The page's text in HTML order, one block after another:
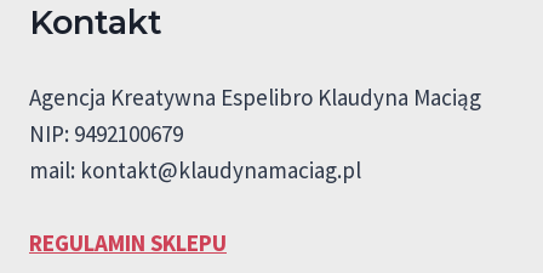
Kontakt
Agencja Kreatywna Espelibro Klaudyna Maciąg
NIP: 9492100679
mail: kontakt@klaudynamaciag.pl
REGULAMIN SKLEPU